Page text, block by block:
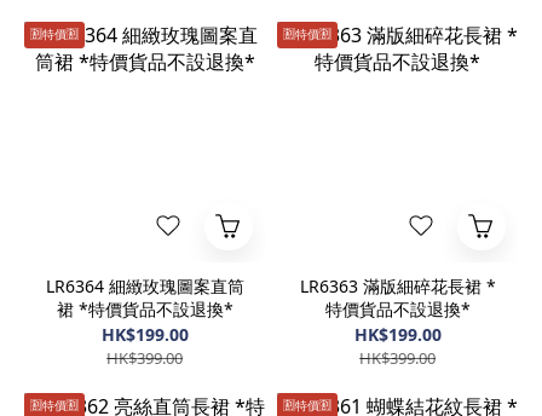
🈹️特價🈹️
LR6364 細緻玫瑰圖案直筒
裙 *特價貨品不設退換*
HK$199.00
HK$399.00
🈹️特價🈹️
LR6363 滿版細碎花長裙 *
特價貨品不設退換*
HK$199.00
HK$399.00
🈹️特價🈹️ 🈹️特價🈹️